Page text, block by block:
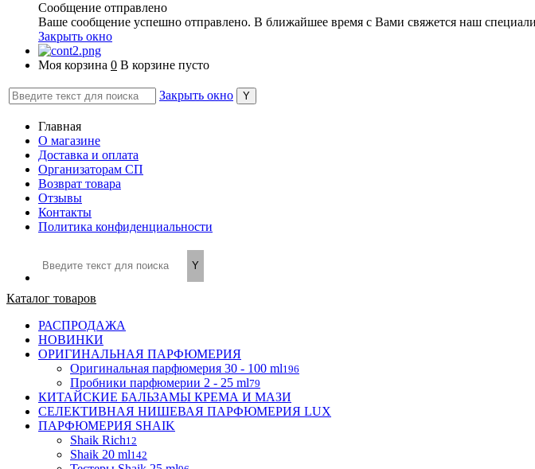
Сообщение отправлено
Ваше сообщение успешно отправлено. В ближайшее время с Вами свяжется наш
Закрыть окно
Моя корзина 0 В корзине пусто
Закрыть окно
Главная
О магазине
Доставка и оплата
Организаторам СП
Возврат товара
Отзывы
Контакты
Политика конфиденциальности
Каталог товаров
РАСПРОДАЖА
НОВИНКИ
ОРИГИНАЛЬНАЯ ПАРФЮМЕРИЯ
Оригинальная парфюмерия 30 - 100 ml196
Пробники парфюмерии 2 - 25 ml79
КИТАЙСКИЕ БАЛЬЗАМЫ КРЕМА И МАЗИ
СЕЛЕКТИВНАЯ НИШЕВАЯ ПАРФЮМЕРИЯ LUX
ПАРФЮМЕРИЯ SHAIK
Shaik Rich12
Shaik 20 ml142